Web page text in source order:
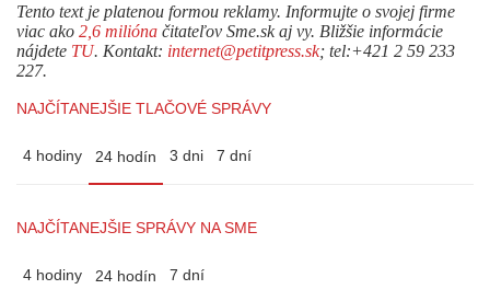
Tento text je platenou formou reklamy. Informujte o svojej firme
viac ako 2,6 milióna čitateľov Sme.sk aj vy. Bližšie informácie
nájdete TU. Kontakt: internet@petitpress.sk; tel:+421 2 59 233
227.
NAJČÍTANEJŠIE TLAČOVÉ SPRÁVY
4 hodiny 24 hodín 3 dni 7 dní
NAJČÍTANEJŠIE SPRÁVY NA SME
4 hodiny 24 hodín 7 dní